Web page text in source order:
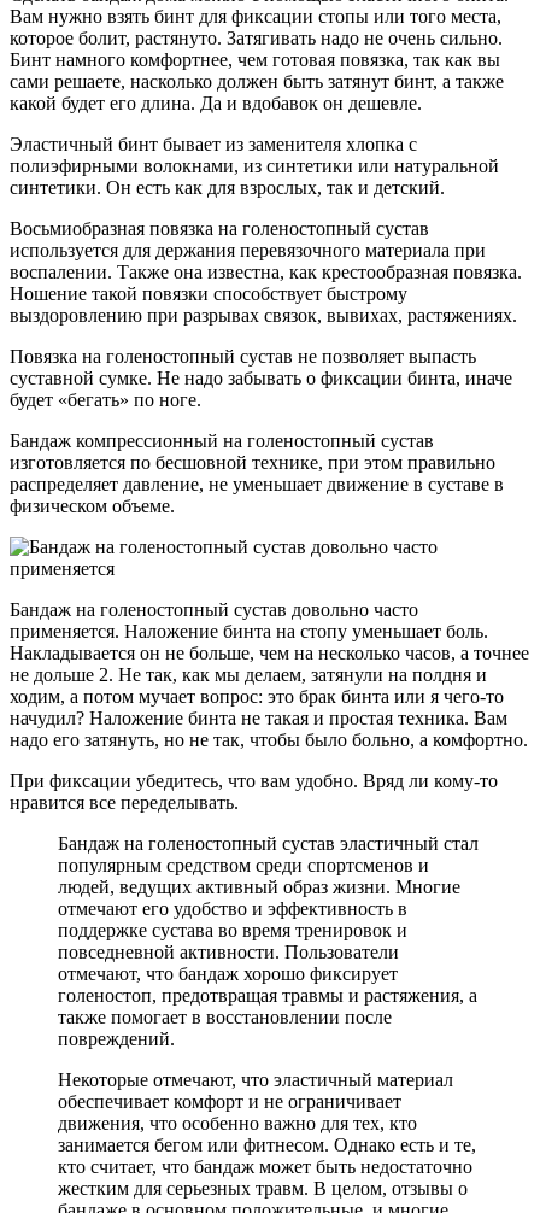
Вам нужно взять бинт для фиксации стопы или того места,
которое болит, растянуто. Затягивать надо не очень сильно.
Бинт намного комфортнее, чем готовая повязка, так как вы
сами решаете, насколько должен быть затянут бинт, а также
какой будет его длина. Да и вдобавок он дешевле.
Эластичный бинт бывает из заменителя хлопка с
полиэфирными волокнами, из синтетики или натуральной
синтетики. Он есть как для взрослых, так и детский.
Восьмиобразная повязка на голеностопный сустав
используется для держания перевязочного материала при
воспалении. Также она известна, как крестообразная повязка.
Ношение такой повязки способствует быстрому
выздоровлению при разрывах связок, вывихах, растяжениях.
Повязка на голеностопный сустав не позволяет выпасть
суставной сумке. Не надо забывать о фиксации бинта, иначе
будет «бегать» по ноге.
Бандаж компрессионный на голеностопный сустав
изготовляется по бесшовной технике, при этом правильно
распределяет давление, не уменьшает движение в суставе в
физическом объеме.
Бандаж на голеностопный сустав довольно часто
применяется. Наложение бинта на стопу уменьшает боль.
Накладывается он не больше, чем на несколько часов, а точнее
не дольше 2. Не так, как мы делаем, затянули на полдня и
ходим, а потом мучает вопрос: это брак бинта или я чего-то
начудил? Наложение бинта не такая и простая техника. Вам
надо его затянуть, но не так, чтобы было больно, а комфортно.
При фиксации убедитесь, что вам удобно. Вряд ли кому-то
нравится все переделывать.
Бандаж на голеностопный сустав эластичный стал
популярным средством среди спортсменов и
людей, ведущих активный образ жизни. Многие
отмечают его удобство и эффективность в
поддержке сустава во время тренировок и
повседневной активности. Пользователи
отмечают, что бандаж хорошо фиксирует
голеностоп, предотвращая травмы и растяжения, а
также помогает в восстановлении после
повреждений.
Некоторые отмечают, что эластичный материал
обеспечивает комфорт и не ограничивает
движения, что особенно важно для тех, кто
занимается бегом или фитнесом. Однако есть и те,
кто считает, что бандаж может быть недостаточно
жестким для серьезных травм. В целом, отзывы о